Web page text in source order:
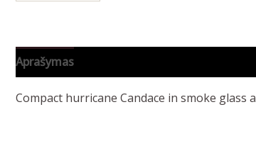
Aprašymas
Compact hurricane Candace in smoke glass